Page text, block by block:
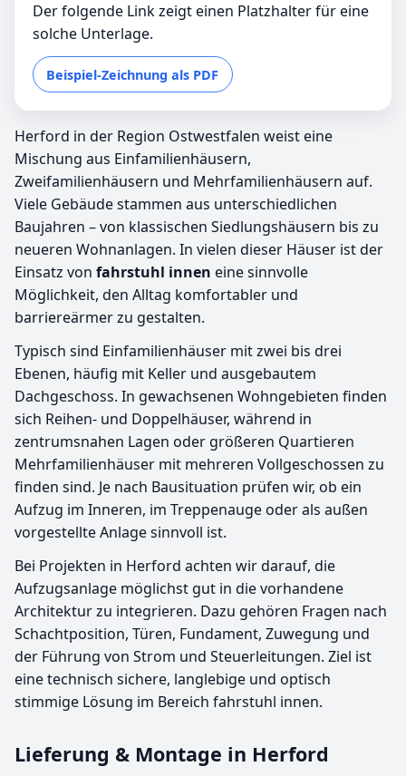
Der folgende Link zeigt einen Platzhalter für eine
solche Unterlage.
Beispiel-Zeichnung als PDF
Herford in der Region Ostwestfalen weist eine
Mischung aus Einfamilienhäusern,
Zweifamilienhäusern und Mehrfamilienhäusern auf.
Viele Gebäude stammen aus unterschiedlichen
Baujahren – von klassischen Siedlungshäusern bis zu
neueren Wohnanlagen. In vielen dieser Häuser ist der
Einsatz von fahrstuhl innen eine sinnvolle
Möglichkeit, den Alltag komfortabler und
barriereärmer zu gestalten.
Typisch sind Einfamilienhäuser mit zwei bis drei
Ebenen, häufig mit Keller und ausgebautem
Dachgeschoss. In gewachsenen Wohngebieten finden
sich Reihen- und Doppelhäuser, während in
zentrumsnahen Lagen oder größeren Quartieren
Mehrfamilienhäuser mit mehreren Vollgeschossen zu
finden sind. Je nach Bausituation prüfen wir, ob ein
Aufzug im Inneren, im Treppenauge oder als außen
vorgestellte Anlage sinnvoll ist.
Bei Projekten in Herford achten wir darauf, die
Aufzugsanlage möglichst gut in die vorhandene
Architektur zu integrieren. Dazu gehören Fragen nach
Schachtposition, Türen, Fundament, Zuwegung und
der Führung von Strom und Steuerleitungen. Ziel ist
eine technisch sichere, langlebige und optisch
stimmige Lösung im Bereich fahrstuhl innen.
Lieferung & Montage in Herford